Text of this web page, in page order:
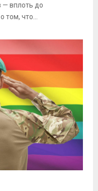
— вплоть до
том, что...